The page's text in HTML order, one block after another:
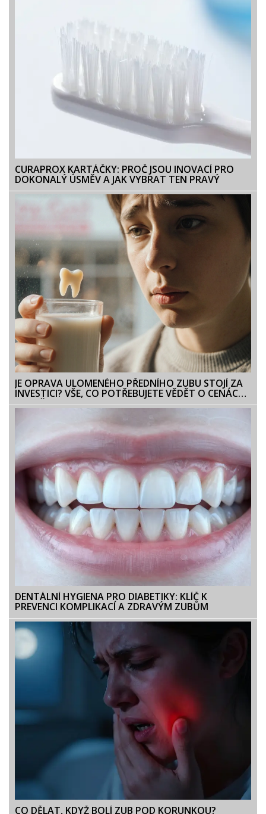
CURAPROX KARTÁČKY: PROČ JSOU INOVACÍ PRO
DOKONALÝ ÚSMĚV A JAK VYBRAT TEN PRAVÝ
JE OPRAVA ULOMENÉHO PŘEDNÍHO ZUBU STOJÍ ZA
INVESTICI? VŠE, CO POTŘEBUJETE VĚDĚT O CENÁCH
A MOŽNOSTECH
DENTÁLNÍ HYGIENA PRO DIABETIKY: KLÍČ K
PREVENCI KOMPLIKACÍ A ZDRAVÝM ZUBŮM
CO DĚLAT, KDYŽ BOLÍ ZUB POD KORUNKOU?